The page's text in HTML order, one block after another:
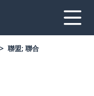
聯盟; 聯合